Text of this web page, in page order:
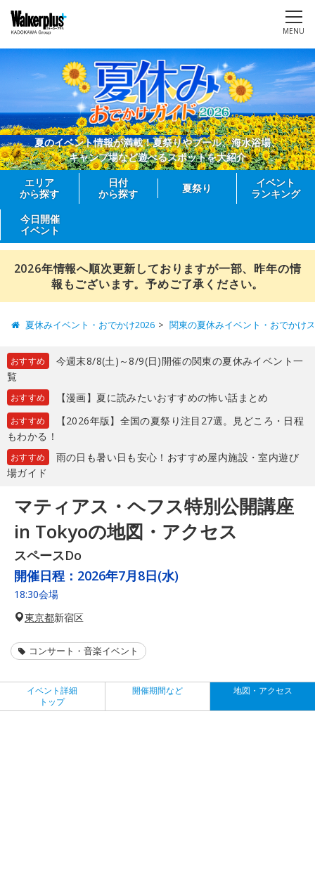
MENU
夏のイベント情報が満載！夏祭りやプール、海水浴場、
キャンプ場など遊べるスポットを大紹介
エリア
から探す
日付
から探す
夏祭り
イベント
ランキング
今日開催
イベント
2026年情報へ順次更新しておりますが一部、昨年の情
報もございます。予めご了承ください。
夏休みイベント・おでかけ2026 関東の夏休みイベント・おでかけ
おすすめ
今週末8/8(土)～8/9(日)開催の関東の夏休みイベント一
覧
おすすめ 【漫画】夏に読みたいおすすめの怖い話まとめ
おすすめ
【2026年版】全国の夏祭り注目27選。見どころ・日程
もわかる！
おすすめ
雨の日も暑い日も安心！おすすめ屋内施設・室内遊び
場ガイド
マティアス・ヘフス特別公開講座
in Tokyoの地図・アクセス
スペースDo
開催日程： 2026年7月8日(水)
18:30会場
東京都新宿区
コンサート・音楽イベント
イベント詳細
トップ
開催期間など 地図・アクセス